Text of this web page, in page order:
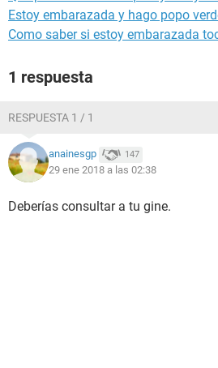
Estoy embarazada y hago popo
Como saber si estoy embarazada
1 respuesta
RESPUESTA 1 / 1
anainesgp 147
29 ene 2018 a las 02:38
Deberías consultar a tu gine.